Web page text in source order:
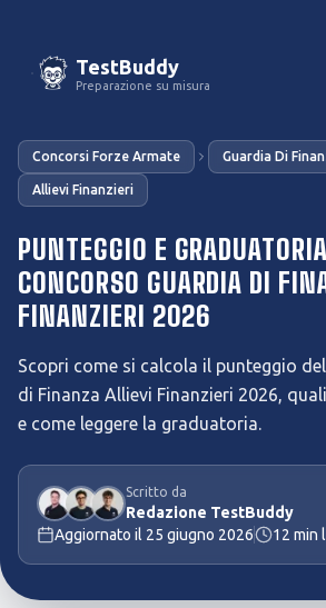
TestBuddy
Preparazione su misura
Concorsi Forze Armate Guardia Di
Allievi Finanzieri
PUNTEGGIO E
CONCORSO GUARDIA DI
FINANZIERI 2026
Scopri come si calcola il punteggio
di Finanza Allievi Finanzieri 2026,
e come leggere la graduatoria.
Scritto da
Redazione TestBuddy
Aggiornato il 25 giugno 2026 12 min